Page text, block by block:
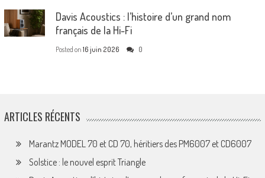
Davis Acoustics : l’histoire d’un grand nom
français de la Hi-Fi
Posted on 16 juin 2026 0
ARTICLES RÉCENTS
Marantz MODEL 70 et CD 70, héritiers des PM6007 et CD6007
Solstice : le nouvel esprit Triangle